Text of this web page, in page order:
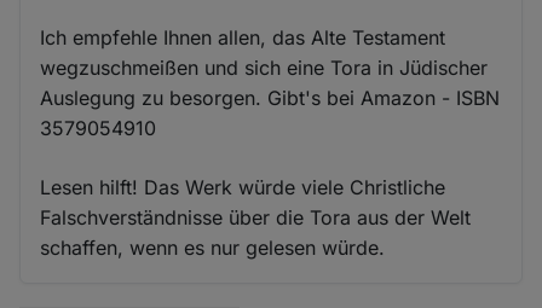
Ich empfehle Ihnen allen, das Alte Testament
wegzuschmeißen und sich eine Tora in Jüdischer
Auslegung zu besorgen. Gibt's bei Amazon - ISBN
3579054910
Lesen hilft! Das Werk würde viele Christliche
Falschverständnisse über die Tora aus der Welt
schaffen, wenn es nur gelesen würde.